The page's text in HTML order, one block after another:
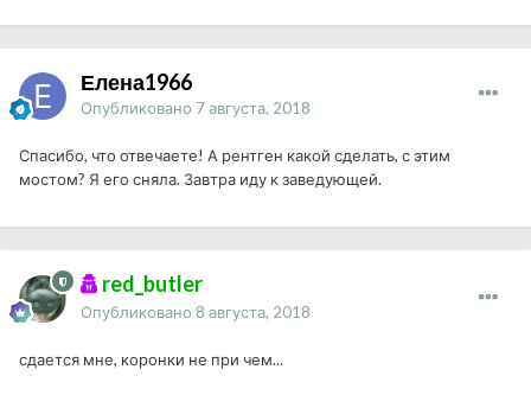
Елена1966
Опубликовано 7 августа, 2018
Спасибо, что отвечаете! А рентген какой сделать, с этим
мостом? Я его сняла. Завтра иду к заведующей.
red_butler
Опубликовано 8 августа, 2018
сдается мне, коронки не при чем...